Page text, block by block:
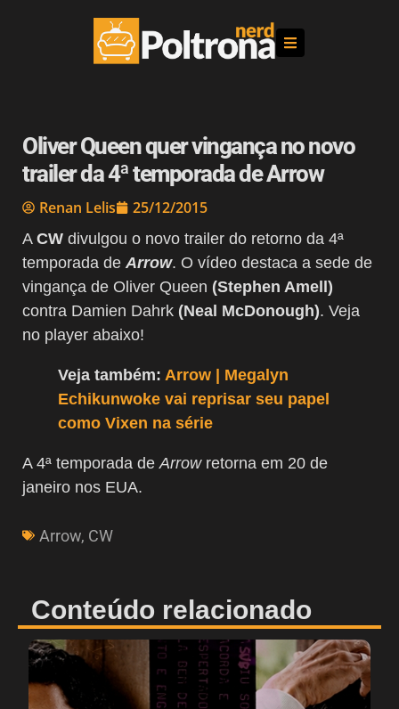
Oliver Queen quer vingança no novo
trailer da 4ª temporada de Arrow
Renan Lelis 25/12/2015
A CW divulgou o novo trailer do retorno da 4ª
temporada de Arrow. O vídeo destaca a sede de
vingança de Oliver Queen (Stephen Amell)
contra Damien Dahrk (Neal McDonough). Veja
no player abaixo!
Veja também: Arrow | Megalyn
Echikunwoke vai reprisar seu papel
como Vixen na série
A 4ª temporada de Arrowretorna em 20 de
janeiro nos EUA.
Arrow, CW
Conteúdo relacionado